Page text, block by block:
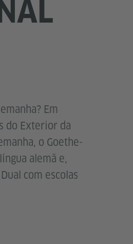
Em
do Exterior da
o Goethe-
alemã e,
com escolas